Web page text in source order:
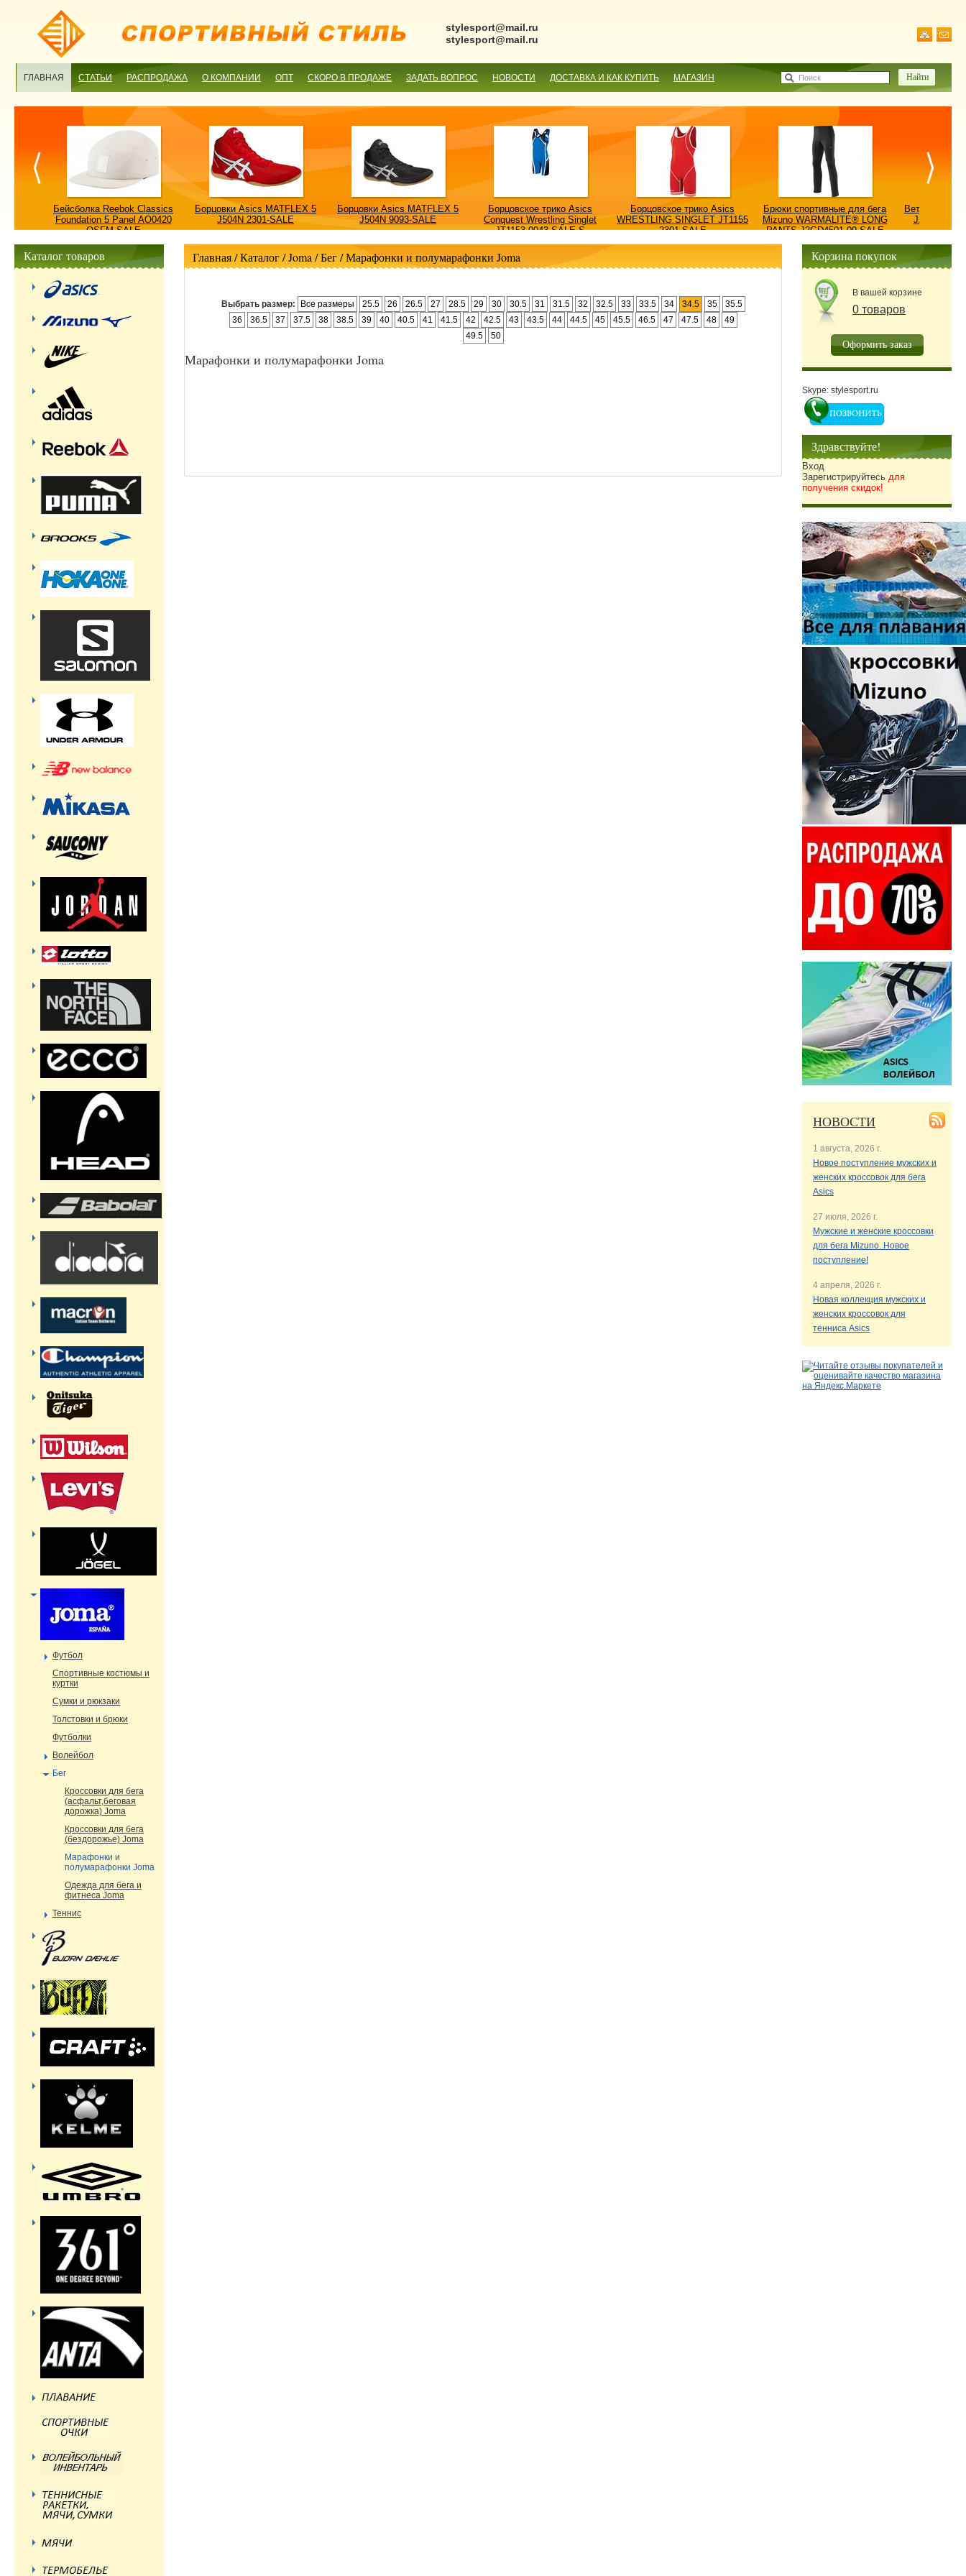
stylesport@mail.ru
stylesport@mail.ru
ГЛАВНАЯ СТАТЬИ РАСПРОДАЖА О КОМПАНИИ ОПТ СКОРО В ПРОДАЖЕ ЗАДАТЬ ВОПРОС НОВОСТИ ДОСТАВКА И КАК КУПИТЬ МАГАЗИН Поиск
Бейсболка Reebok Classics
Foundation 5 Panel AO0420
OSFM-SALE
Борцовки Asics MATFLEX 5
J504N 2301-SALE
Борцовки Asics MATFLEX 5
J504N 9093-SALE
Борцовское трико Asics
Conquest Wrestling Singlet
JT1153 0043-SALE-S
Борцовское трико Asics
WRESTLING SINGLET JT1155
2301-SALE
Брюки спортивные для бега
Mizuno WARMALITE® LONG
PANTS J2GD4501-09-SALE
Ветровка
JACKET/
Главная/ Каталог /Joma /Бег/Марафонки и полумарафонки Joma
Выбрать размер: Все размеры 25.5 26 26.5 27 28.5 29 30 30.5 31 31.5 32 32.5 33 33.5 34 34.5 35
35.5
36
36.5 37 37.5 38 38.5 39 40 40.5 41 41.5 42 42.5 43 43.5 44 44.5 45 45.5 46.5 47 47.5 48
49
49.5
50
Марафонки и полумарафонки Joma
Каталог товаров
Футбол
Cпортивные костюмы и
куртки
Сумки и рюкзаки
Толстовки и брюки
Футболки
Волейбол
Бег
Кроссовки для бега
(асфальт,беговая
дорожка) Joma
Кроссовки для бега
(бездорожье) Joma
Марафонки и
полумарафонки Joma
Одежда для бега и
фитнеса Joma
Теннис
Корзина покупок
В вашей корзине
0 товаров
Оформить заказ
Skype: stylesport.ru
Здравствуйте!
Вход
Зарегистрируйтесь для
получения скидок!
НОВОСТИ
1 августа, 2026 г.
Новое поступление мужских и
женских кроссовок для бега
Asics
27 июля, 2026 г.
Мужские и женские кроссовки
для бега Mizuno. Новое
поступление!
4 апреля, 2026 г.
Новая коллекция мужских и
женских кроссовок для
тенниса Asics